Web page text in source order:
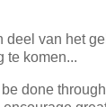
deel van het
te komen...
done